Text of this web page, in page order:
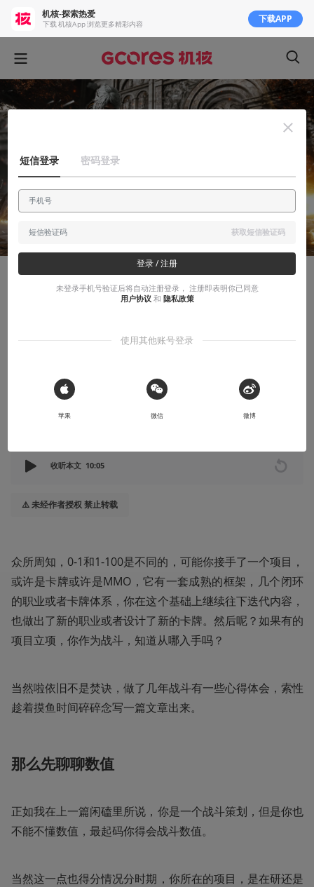
没准你反推过很多大作的游戏，写出了不错的拆解案，也在入职一
木晗 2026-07-08
收听本文 10:05
⚠️ 未经作者授权 禁止转载
众所周知，0-1和1-100是不同的，可能你接手了一个项目，
或许是卡牌或许是MMO，它有一套成熟的框架，几个闭环
的职业或者卡牌体系，你在这个基础上继续往下迭代内容，
也做出了新的职业或者设计了新的卡牌。然后呢？如果有的
项目立项，你作为战斗，知道从哪入手吗？
当然啦依旧不是焚诀，做了几年战斗有一些心得体会，索性
趁着摸鱼时间碎碎念写一篇文章出来。
那么先聊聊数值
正如我在上一篇闲磕里所说，你是一个战斗策划，但是你也
不能不懂数值，最起码你得会战斗数值。
当然这一点也得分情况分时期，你所在的项目，是在研还是
机核-探索热爱
下载 机核App 浏览更多精彩内容 下载APP
短信登录 密码登录
获取短信验证码
登录 / 注册
未登录手机号验证后将自动注册登录， 注册即表明你已同意
用户协议 和 隐私政策
使用其他账号登录
 Sign in with Apple
苹果 微信 微博